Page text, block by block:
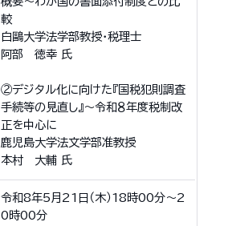
較
白鷗大学法学部教授・税理士
阿部 徳幸 氏
②デジタル化に向けた『国税犯則調査
手続等の見直し』～令和８年度税制改
正を中心に
鹿児島大学法文学部准教授
本村 大輔 氏
令和8年5月21日（木）18時00分～2
0時00分